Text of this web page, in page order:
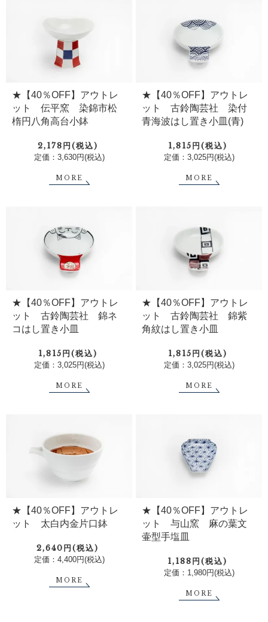
★【40％OFF】アウトレ
ット 伝平窯 染錦市松
楕円八角高台小鉢
2,178円(税込)
定価：3,630円(税込)
MORE
★【40％OFF】アウトレ
ット 古鈴陶芸社 染付
青海波はし置き小皿(青)
1,815円(税込)
定価：3,025円(税込)
MORE
★【40％OFF】アウトレ
ット 古鈴陶芸社 錦ネ
コはし置き小皿
1,815円(税込)
定価：3,025円(税込)
MORE
★【40％OFF】アウトレ
ット 古鈴陶芸社 錦紫
角紋はし置き小皿
1,815円(税込)
定価：3,025円(税込)
MORE
★【40％OFF】アウトレ
ット 太白内金片口鉢
2,640円(税込)
定価：4,400円(税込)
MORE
★【40％OFF】アウトレ
ット 与山窯 麻の葉文
壷型手塩皿
1,188円(税込)
定価：1,980円(税込)
MORE